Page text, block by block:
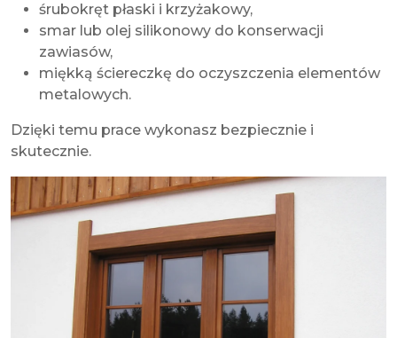
śrubokręt płaski i krzyżakowy,
smar lub olej silikonowy do konserwacji
zawiasów,
miękką ściereczkę do oczyszczenia elementów
metalowych.
Dzięki temu prace wykonasz bezpiecznie i
skutecznie.